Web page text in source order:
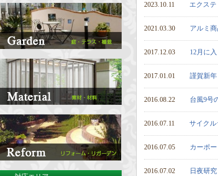
2023.10.11 エクス
2021.03.30 アルミ
2017.12.03 12月に
2017.01.01 謹賀新年
2016.08.22 台風9号
2016.07.11 サイク
2016.07.05 カーポ
2016.07.02 日夜研